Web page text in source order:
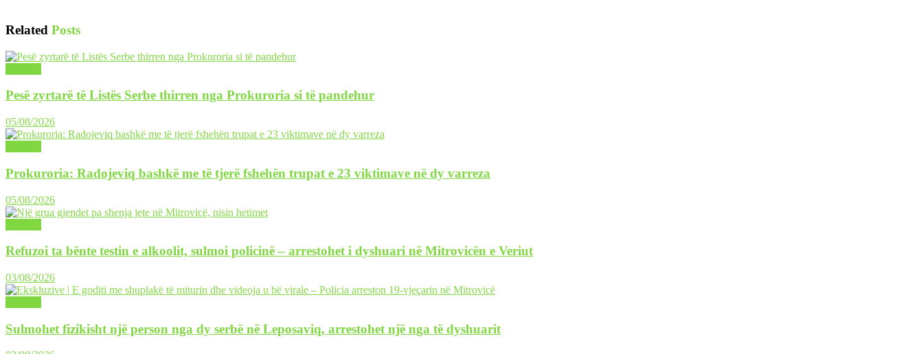
Related Posts
Pesë zyrtarë të Listës Serbe thirren nga Prokuroria si të pandehur
05/08/2026
Prokuroria: Radojeviq bashkë me të tjerë fshehën trupat e 23 viktimave në dy varreza
05/08/2026
Refuzoi ta bënte testin e alkoolit, sulmoi policinë – arrestohet i dyshuari në Mitrovicën e Veriut
03/08/2026
Sulmohet fizikisht një person nga dy serbë në Leposaviq, arrestohet një nga të dyshuarit